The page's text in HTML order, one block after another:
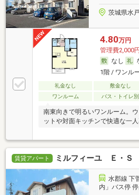
茨城県水
4.80万円
管理費2,000円
なし
1階 / ワンル
礼金なし 敷金なし
ワンルーム
バス・トイレ別
南東向きで明るいワンルーム。
ットや対面キッチンで快適な一
賃貸アパート ミルフィーユ Ｅ・Ｓ
水郡線 下
内」バス停